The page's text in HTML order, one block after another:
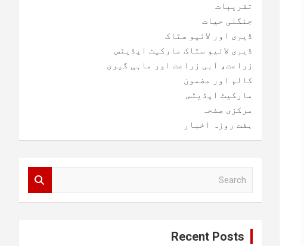
تقریبات
جنگلی حیات
ڈیری اور لائیو سٹاک
ڈیری لائیو سٹاک مارکیٹ اپڈیٹس
زراعت، آبی زراعت اور ماہی گیری
کالم اور مضمون
مارکیٹ اپڈیٹس
مرکزی صفحہ
ہفت روزہ اخبار
Recent Posts